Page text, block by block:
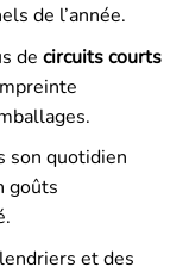
de l’année.
de circuits courts
son quotidien
goûts
et des